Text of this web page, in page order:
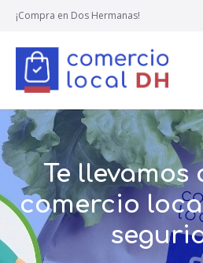
¡Compra en Dos Hermanas!
Te llevamos
comercio